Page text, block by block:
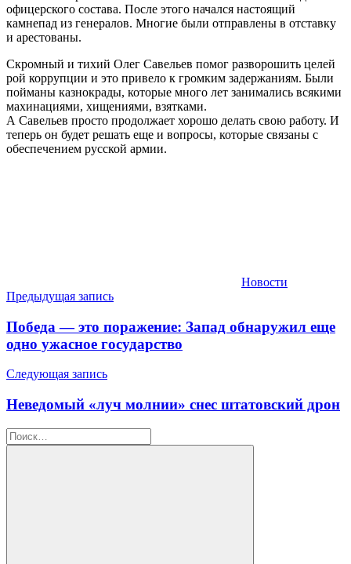
офицерского состава. После этого начался настоящий
камнепад из генералов. Многие были отправлены в отставку
и арестованы.
Скромный и тихий Олег Савельев помог разворошить целей
рой коррупции и это привело к громким задержаниям. Были
пойманы казнокрады, которые много лет занимались всякими
махинациями, хищениями, взятками.
А Савельев просто продолжает хорошо делать свою работу. И
теперь он будет решать еще и вопросы, которые связаны с
обеспечением русской армии.
Новости
Навигация
по
записям
Предыдущая запись
Победа — это поражение: Запад обнаружил еще
одно ужасное государство
Следующая запись
Неведомый «луч молнии» снес штатовский дрон
Найти: